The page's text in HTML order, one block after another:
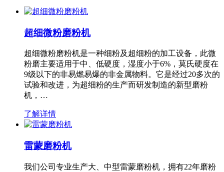
超细微粉磨粉机
超细微粉磨粉机是一种细粉及超细粉的加工设备，此微
粉磨主要适用于中、低硬度，湿度小于6%，莫氏硬度在
9级以下的非易燃易爆的非金属物料。它是经过20多次的
试验和改进，为超细粉的生产而研发制造的新型磨粉
机，…
了解详情
雷蒙磨粉机
我们公司专业生产大、中型雷蒙磨粉机，拥有22年磨粉